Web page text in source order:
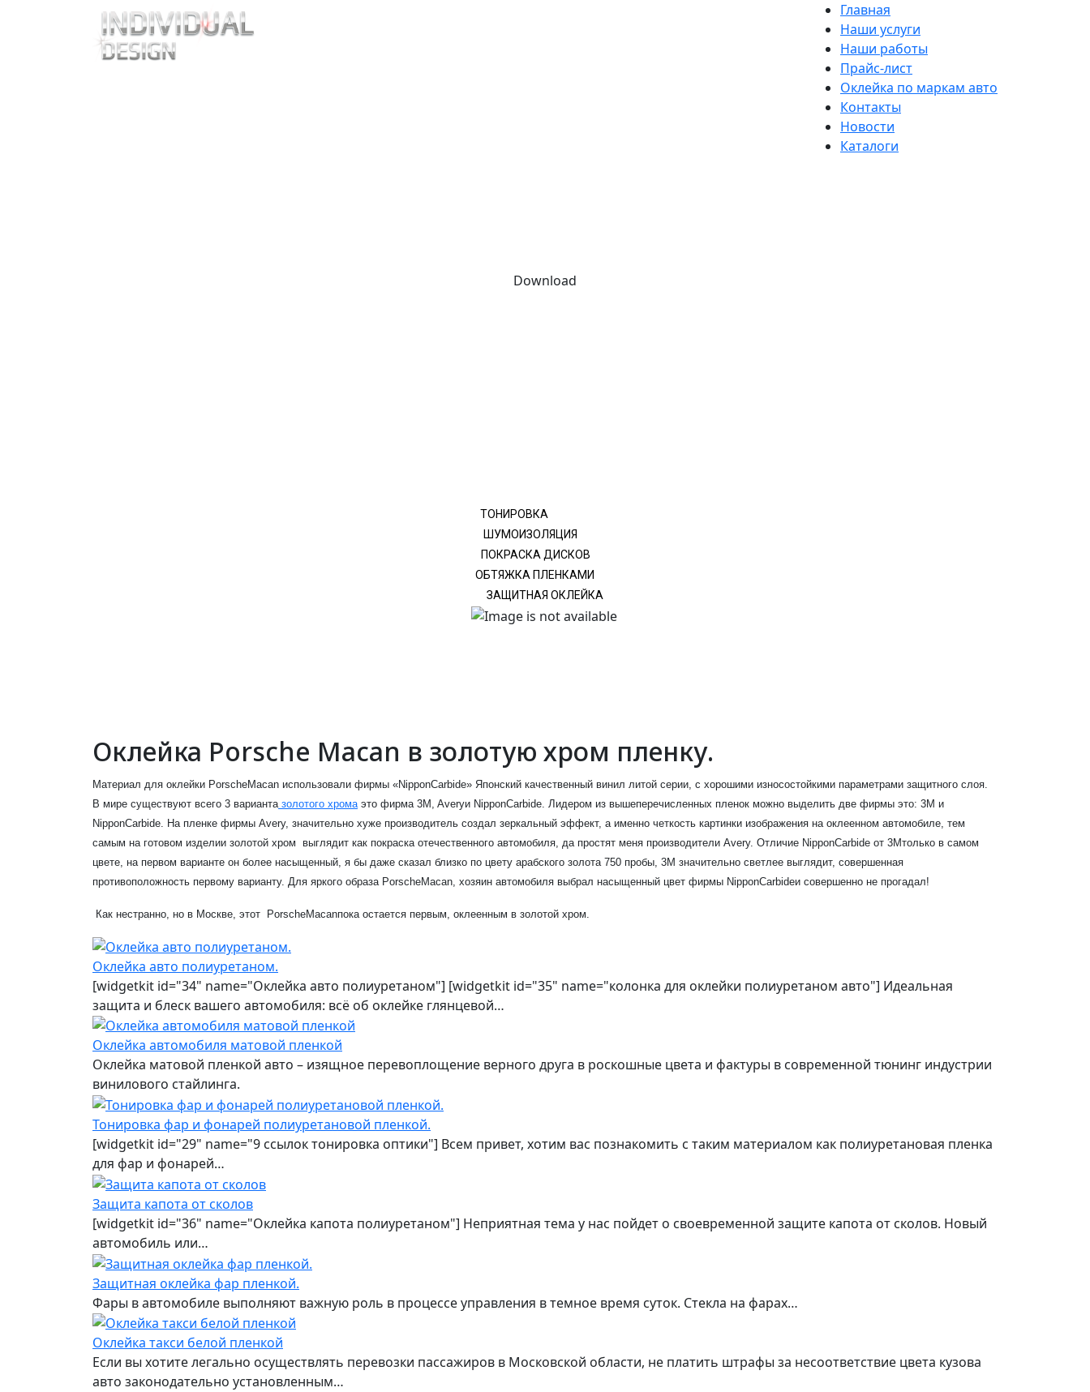
Главная
Наши услуги
Наши работы
Прайс-лист
Оклейка по маркам авто
Контакты
Новости
Каталоги
Download
ТОНИРОВКА
ШУМОИЗОЛЯЦИЯ
ПОКРАСКА ДИСКОВ
ОБТЯЖКА ПЛЕНКАМИ
ЗАЩИТНАЯ ОКЛЕЙКА
Оклейка Porsche Macan в золотую хром пленку.
Материал для оклейки PorscheMacan использовали фирмы «NipponCarbide» Японский качественный винил литой серии, с хорошими износостойкими параметрами защитного слоя.
В мире существуют всего 3 вариантазолотого хромаэто фирма 3M, Averyи NipponCarbide. Лидером из вышеперечисленных пленок можно выделить две фирмы это: 3M и
NipponCarbide. На пленке фирмы Avery, значительно хуже производитель создал зеркальный эффект, а именно четкость картинки изображения на оклеенном автомобиле, тем
самым на готовом изделии золотой хром выглядит как покраска отечественного автомобиля, да простят меня производители Avery. Отличие NipponCarbide от 3Mтолько в самом
цвете, на первом варианте он более насыщенный, я бы даже сказал близко по цвету арабского золота 750 пробы, 3М значительно светлее выглядит, совершенная
противоположность первому варианту. Для яркого образа PorscheMacan, хозяин автомобиля выбрал насыщенный цвет фирмы NipponCarbideи совершенно не прогадал!
Как нестранно, но в Москве, этот PorscheMacanпока остается первым, оклеенным в золотой хром.
Оклейка авто полиуретаном.
[widgetkit id="34" name="Оклейка авто полиуретаном"] [widgetkit id="35" name="колонка для оклейки полиуретаном авто"] Идеальная
защита и блеск вашего автомобиля: всё об оклейке глянцевой…
Оклейка автомобиля матовой пленкой
Оклейка матовой пленкой авто – изящное перевоплощение верного друга в роскошные цвета и фактуры в современной тюнинг индустрии
винилового стайлинга.
Тонировка фар и фонарей полиуретановой пленкой.
[widgetkit id="29" name="9 ссылок тонировка оптики"] Всем привет, хотим вас познакомить с таким материалом как полиуретановая пленка
для фар и фонарей…
Защита капота от сколов
[widgetkit id="36" name="Оклейка капота полиуретаном"] Неприятная тема у нас пойдет о своевременной защите капота от сколов. Новый
автомобиль или…
Защитная оклейка фар пленкой.
Фары в автомобиле выполняют важную роль в процессе управления в темное время суток. Стекла на фарах…
Оклейка такси белой пленкой
Если вы хотите легально осуществлять перевозки пассажиров в Московской области, не платить штрафы за несоответствие цвета кузова
авто законодательно установленным…